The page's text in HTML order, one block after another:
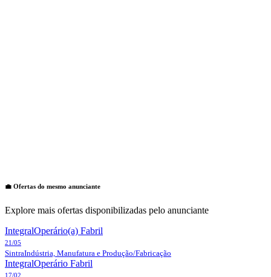
💼 Ofertas do mesmo anunciante
Explore mais ofertas disponibilizadas pelo anunciante
IntegralOperário(a) Fabril
21/05
SintraIndústria, Manufatura e Produção/Fabricação
IntegralOperário Fabril
17/02